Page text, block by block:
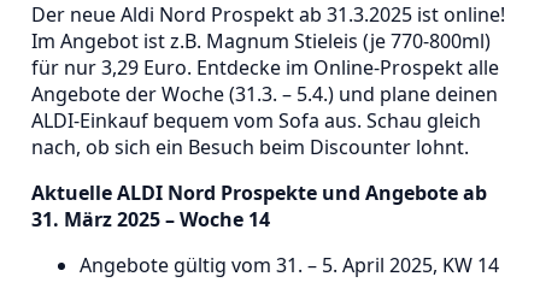
Der neue Aldi Nord Prospekt ab 31.3.2025 ist online!
Im Angebot ist z.B. Magnum Stieleis (je 770-800ml)
für nur 3,29 Euro. Entdecke im Online-Prospekt alle
Angebote der Woche (31.3. – 5.4.) und plane deinen
ALDI-Einkauf bequem vom Sofa aus. Schau gleich
nach, ob sich ein Besuch beim Discounter lohnt.
Aktuelle ALDI Nord Prospekte und Angebote ab
31. März 2025 – Woche 14
Angebote gültig vom 31. – 5. April 2025, KW 14